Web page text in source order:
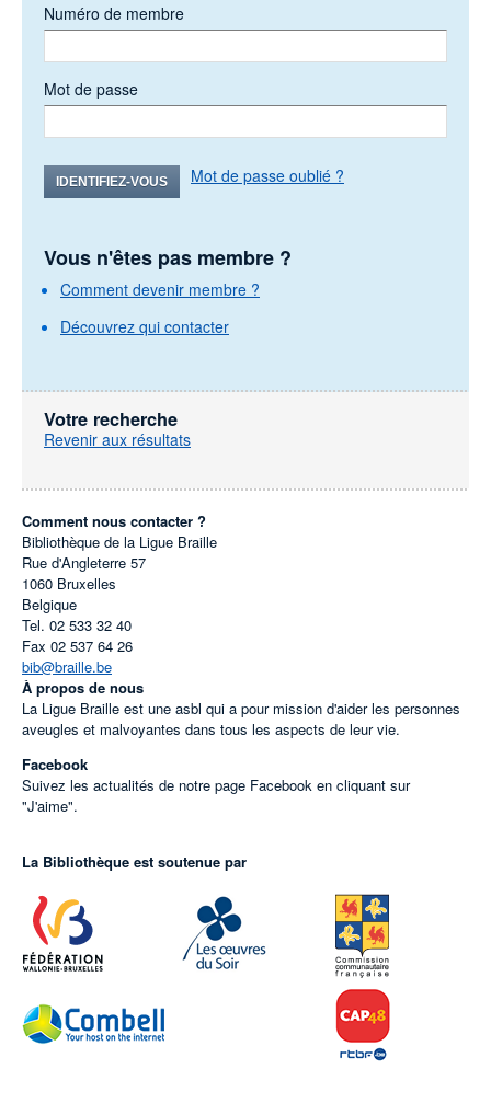
Numéro de membre
Mot de passe
IDENTIFIEZ-VOUS Mot de passe oublié ?
Vous n'êtes pas membre ?
Comment devenir membre ?
Découvrez qui contacter
Votre recherche
Revenir aux résultats
Comment nous contacter ?
Bibliothèque de la Ligue Braille
Rue d'Angleterre 57
1060 Bruxelles
Belgique
Tel. 02 533 32 40
Fax 02 537 64 26
bib@braille.be
À propos de nous
La Ligue Braille est une asbl qui a pour mission d'aider les personnes
aveugles et malvoyantes dans tous les aspects de leur vie.
Facebook
Suivez les actualités de notre page Facebook en cliquant sur
"J'aime".
La Bibliothèque est soutenue par